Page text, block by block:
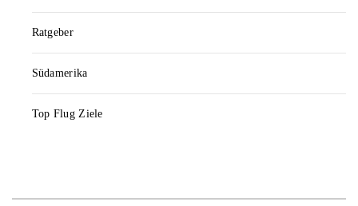
Ratgeber
Südamerika
Top Flug Ziele